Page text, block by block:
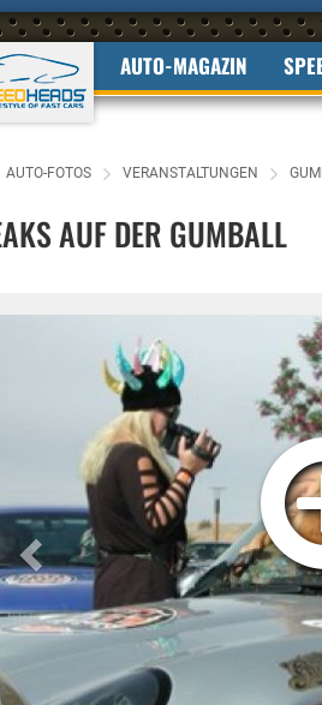
AUTO-MAGAZIN
AUTO-FOTOS VERANSTALTUNGEN
AUF DER GUMBALL